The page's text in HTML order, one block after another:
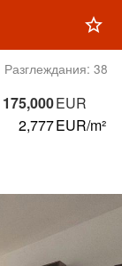
star_outline
Разглеждания: 38
175,000EUR
2,777EUR/m²